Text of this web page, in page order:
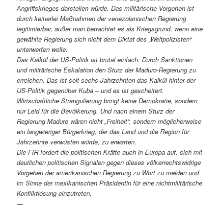
Angriffskrieges darstellen würde. Das militärische Vorgehen ist
durch keinerlei Maßnahmen der venezolanischen Regierung
legitimierbar, außer man betrachtet es als Kriegsgrund, wenn eine
gewählte Regierung sich nicht dem Diktat des „Weltpolizisten“
unterwerfen wolle.
Das Kalkül der US-Politik ist brutal einfach: Durch Sanktionen
und militärische Eskalation den Sturz der Maduro-Regierung zu
erreichen. Das ist seit sechs Jahrzehnten das Kalkül hinter der
US-Politik gegenüber Kuba – und es ist gescheitert.
Wirtschaftliche Strangulierung bringt keine Demokratie, sondern
nur Leid für die Bevölkerung. Und nach einem Sturz der
Regierung Maduro wären nicht „Freiheit“, sondern möglicherweise
ein langwieriger Bürgerkrieg, der das Land und die Region für
Jahrzehnte verwüsten würde, zu erwarten.
Die FIR fordert die politischen Kräfte auch in Europa auf, sich mit
deutlichen politischen Signalen gegen dieses völkerrechtswidrige
Vorgehen der amerikanischen Regierung zu Wort zu melden und
im Sinne der mexikanischen Präsidentin für eine nichtmilitärische
Konfliktlösung einzutreten.
—